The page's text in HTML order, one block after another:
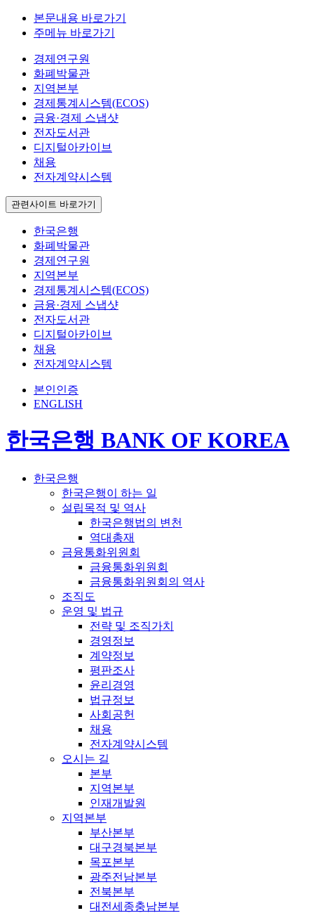
본문내용 바로가기
주메뉴 바로가기
경제연구원
화폐박물관
지역본부
경제통계시스템(ECOS)
금융·경제 스냅샷
전자도서관
디지털아카이브
채용
전자계약시스템
관련사이트 바로가기
한국은행
화폐박물관
경제연구원
지역본부
경제통계시스템(ECOS)
금융·경제 스냅샷
전자도서관
디지털아카이브
채용
전자계약시스템
본인인증
ENGLISH
한국은행 BANK OF KOREA
한국은행
한국은행이 하는 일
설립목적 및 역사
한국은행법의 변천
역대총재
금융통화위원회
금융통화위원회
금융통화위원회의 역사
조직도
운영 및 법규
전략 및 조직가치
경영정보
계약정보
평판조사
윤리경영
법규정보
사회공헌
채용
전자계약시스템
오시는 길
본부
지역본부
인재개발원
지역본부
부산본부
대구경북본부
목포본부
광주전남본부
전북본부
대전세종충남본부